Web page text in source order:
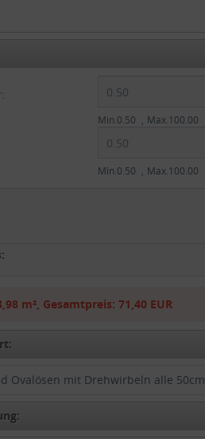
Min.0.50 Max.100.00
Min.0.50 Max.100.00
m², Gesamtpreis: 71,40 EUR
Ovalösen mit Drehwirbeln alle 50cm